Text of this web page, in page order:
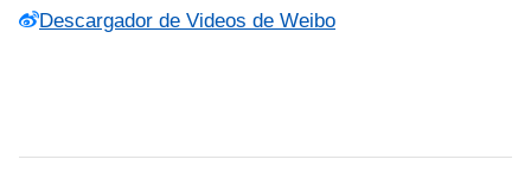
Descargador de Videos de Weibo